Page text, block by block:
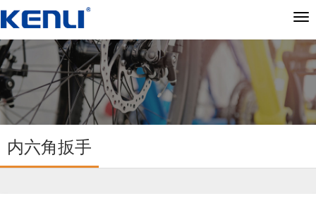
切
导
航
内六角扳手